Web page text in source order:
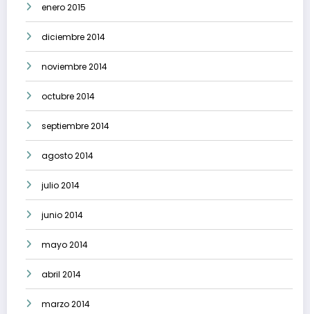
enero 2015
diciembre 2014
noviembre 2014
octubre 2014
septiembre 2014
agosto 2014
julio 2014
junio 2014
mayo 2014
abril 2014
marzo 2014